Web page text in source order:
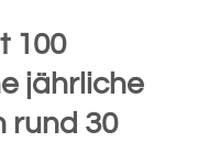
100
jährliche
rund 30